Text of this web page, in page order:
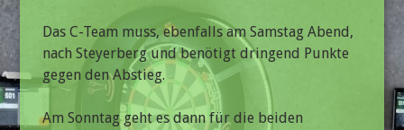
Das C-Team muss, ebenfalls am Samstag Abend,
nach Steyerberg und benötigt dringend Punkte
gegen den Abstieg.
Am Sonntag geht es dann für die beiden